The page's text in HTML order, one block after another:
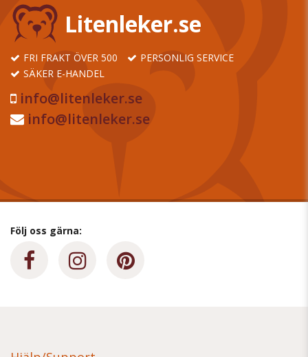
Litenleker.se
FRI FRAKT ÖVER 500
PERSONLIG SERVICE
SÄKER E-HANDEL
info@litenleker.se
info@litenleker.se
Följ oss gärna: